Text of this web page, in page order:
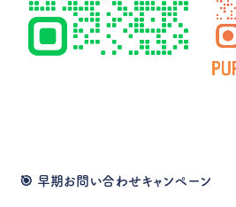
🎯 早期お問い合わせキャンペーン